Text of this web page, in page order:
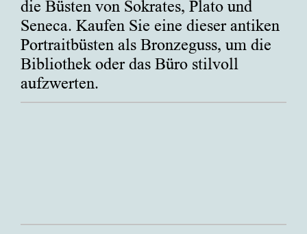
die Büsten von Sokrates, Plato und
Seneca. Kaufen Sie eine dieser antiken
Portraitbüsten als Bronzeguss, um die
Bibliothek oder das Büro stilvoll
aufzwerten.